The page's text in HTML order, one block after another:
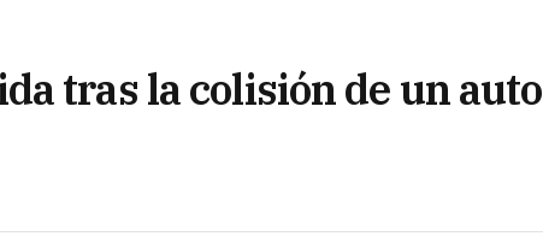
tras la colisión de un auto